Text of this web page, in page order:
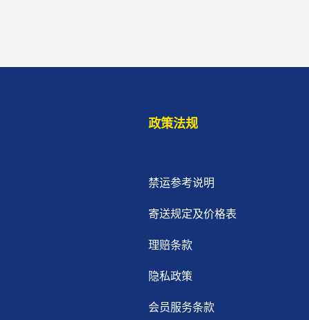
政策法规
禁运参考说明
寄送规定及价格表
理赔条款
隐私政策
会员服务条款